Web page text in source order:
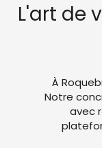
L'art de
À
Notre
avec